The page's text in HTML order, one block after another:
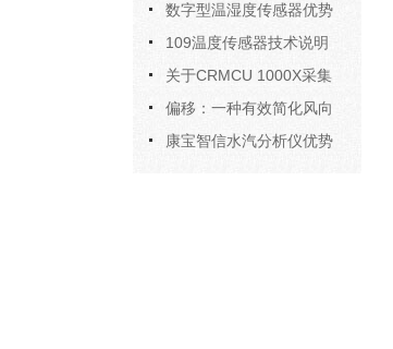
数字型温湿度传感器优势
特点介绍
109温度传感器技术说明
关于CRMCU 1000X采集
系统技术规格
偏移：一种有效简化风向
传感器安装的方法
康宝智信水汽分析仪优势